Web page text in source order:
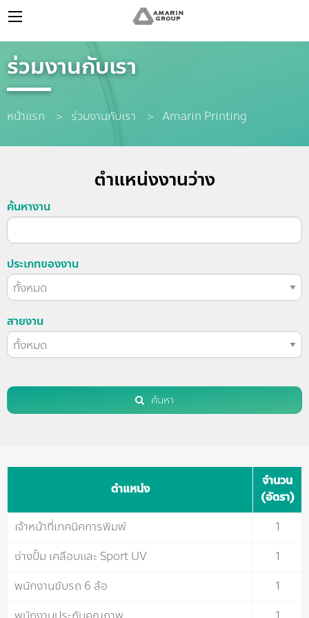
ร่วมงานกับเรา
หน้าแรก ร่วมงานกับเรา Current:
Amarin Printing
ตำแหน่งงานว่าง
ค้นหางาน
ประเภทของงาน
สายงาน
ค้นหา
ตำแหน่ง
จำนวน
(อัตรา)
เจ้าหน้าที่เทคนิคการพิมพ์
1
ช่างปั้ม เคลือบและ Sport UV
1
พนักงานขับรถ 6 ล้อ
1